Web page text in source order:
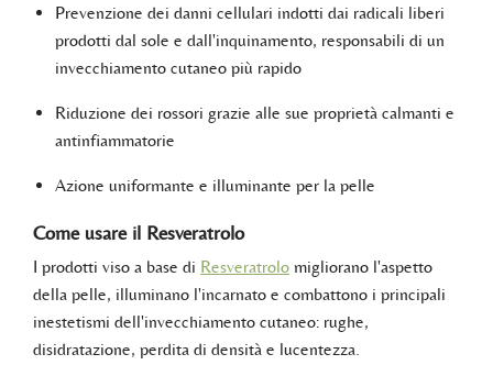
Prevenzione dei danni cellulari indotti dai radicali liberi
prodotti dal sole e dall'inquinamento, responsabili di un
invecchiamento cutaneo più rapido
Riduzione dei rossori grazie alle sue proprietà calmanti e
antinfiammatorie
Azione uniformante e illuminante per la pelle
Come usare il Resveratrolo
I prodotti viso a base di Resveratrolo migliorano l'aspetto
della pelle, illuminano l'incarnato e combattono i principali
inestetismi dell'invecchiamento cutaneo: rughe,
disidratazione, perdita di densità e lucentezza.